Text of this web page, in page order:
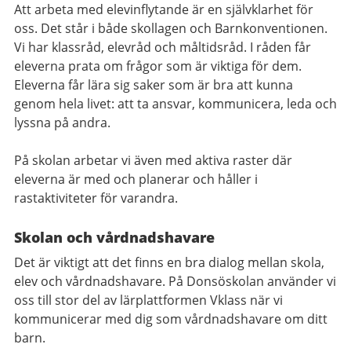
Att arbeta med elevinflytande är en självklarhet för
oss. Det står i både skollagen och Barnkonventionen.
Vi har klassråd, elevråd och måltidsråd. I råden får
eleverna prata om frågor som är viktiga för dem.
Eleverna får lära sig saker som är bra att kunna
genom hela livet: att ta ansvar, kommunicera, leda och
lyssna på andra.
På skolan arbetar vi även med aktiva raster där
eleverna är med och planerar och håller i
rastaktiviteter för varandra.
Skolan och vårdnadshavare
Det är viktigt att det finns en bra dialog mellan skola,
elev och vårdnadshavare. På Donsöskolan använder vi
oss till stor del av lärplattformen Vklass när vi
kommunicerar med dig som vårdnadshavare om ditt
barn.